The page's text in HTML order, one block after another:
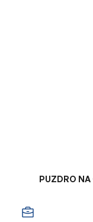
PUZDRO NA